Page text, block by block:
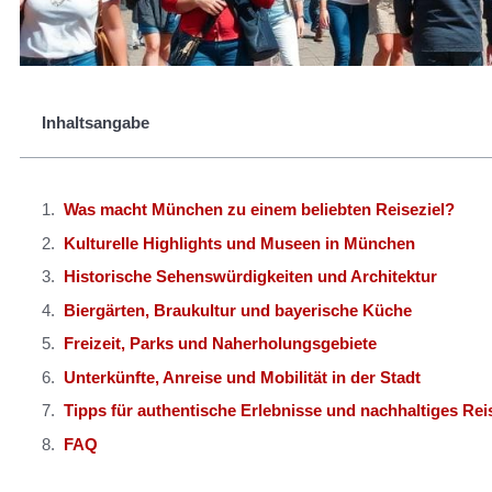
Inhaltsangabe
Was macht München zu einem beliebten Reiseziel?
Kulturelle Highlights und Museen in München
Historische Sehenswürdigkeiten und Architektur
Biergärten, Braukultur und bayerische Küche
Freizeit, Parks und Naherholungsgebiete
Unterkünfte, Anreise und Mobilität in der Stadt
Tipps für authentische Erlebnisse und nachhaltiges
FAQ